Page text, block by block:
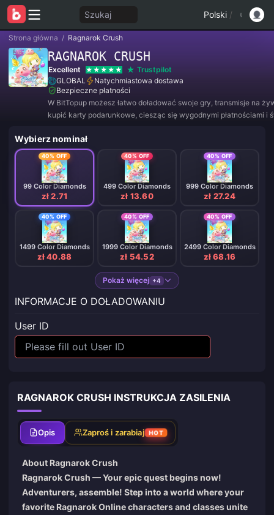
Szukaj Polski /
Strona główna / Ragnarok Crush
RAGNAROK CRUSH
Excellent
Trustpilot
GLOBAL
Natychmiastowa dostawa
Bezpieczne płatności
W BitTopup możesz łatwo doładować swoje gry, transmisje na
kupić karty podarunkowe, ciesząc się wygodnymi płatnościami i
Wybierz nominał
40% OFF
99 Color Diamonds
zł 2.71
40% OFF
499 Color Diamonds
zł 13.60
40% OFF
999 Color Diamonds
zł 27.24
40% OFF
1499 Color Diamonds
zł 40.88
40% OFF
1999 Color Diamonds
zł 54.52
40% OFF
2499 Color Diamonds
zł 68.16
Pokaż więcej +4
INFORMACJE O DOŁADOWANIU
User ID
RAGNAROK CRUSH INSTRUKCJA ZASILENIA
Opis Zaproś i zarabiaj HOT
About Ragnarok Crush
Ragnarok Crush — Your epic quest begins now!
Adventurers, assemble! Step into a world where your
favorite Ragnarok Online characters and classes unite